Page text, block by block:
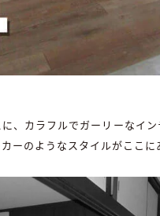
、カラフルでガーリーなイ
ーのようなスタイルがここに